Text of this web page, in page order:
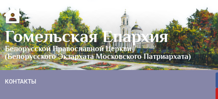
Гомельская Епархия
Белорусской Православной Церкви
(Белорусского Экзархата Московского Патриархата)
КОНТАКТЫ